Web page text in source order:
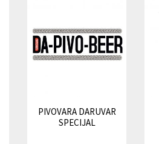
PIVOVARA DARUVAR
SPECIJAL